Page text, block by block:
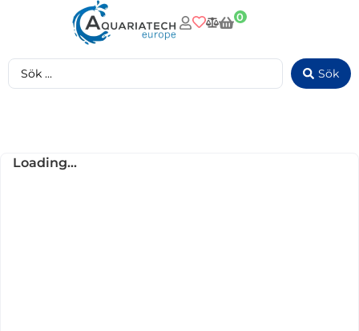
0
Sök
Loading...